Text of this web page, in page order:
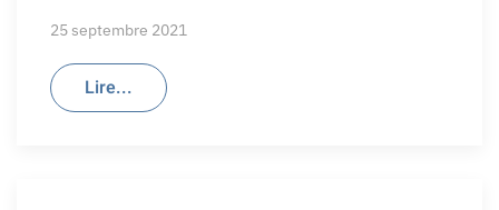
25 septembre 2021
Lire...